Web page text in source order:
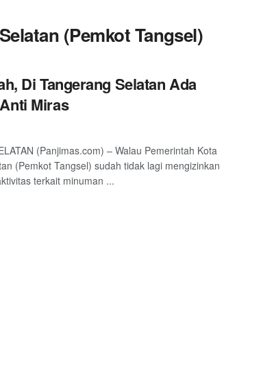
(Pemkot Tangsel)
Di Tangerang Selatan Ada
Miras
(Panjimas.com) – Walau Pemerintah Kota
(Pemkot Tangsel) sudah tidak lagi mengizinkan
terkait minuman ...